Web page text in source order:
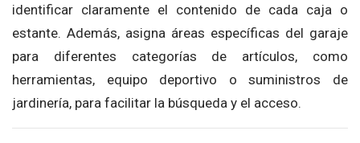
identificar claramente el contenido de cada caja o
estante. Además, asigna áreas específicas del garaje
para diferentes categorías de artículos, como
herramientas, equipo deportivo o suministros de
jardinería, para facilitar la búsqueda y el acceso.